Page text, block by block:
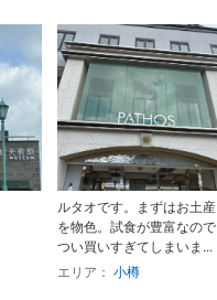
ルタオです。まずはお土産
を物色。試食が豊富なので
つい買いすぎてしまいま...
エリア： 小樽